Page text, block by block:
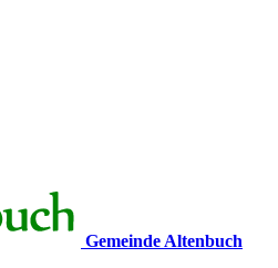
Gemeinde Altenbuch